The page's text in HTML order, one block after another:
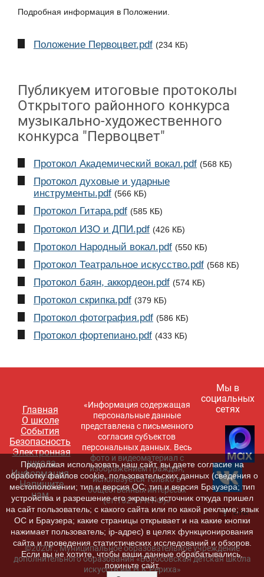
Подробная информация в Положении.
Положение Первоцвет.pdf (234 КБ)
Публикуем итоговые протоколы
Открытого районного конкурса
музыкально-художественного
конкурса "Первоцвет"
Протокол Академический вокал.pdf (568 КБ)
Протокол духовые и ударные
инструменты.pdf (566 КБ)
Протокол Гитара.pdf (585 КБ)
Протокол ИЗО и ДПИ.pdf (426 КБ)
Протокол Народный вокал.pdf (550 КБ)
Протокол Театральное искусство.pdf (568 КБ)
Протокол баян, аккордеон.pdf (574 КБ)
Протокол скрипка.pdf (379 КБ)
Протокол фотография.pdf (586 КБ)
Протокол фортепиано.pdf (433 КБ)
Главная
О школе
События
Безопасность
Электронная
школа
Информация
Напишите
нам
«Информация содержащая
персональные данные
представлена с письменного
согласия субъектов
персональных данных. Весь
фото и видеоматериал с
изображением граждан,
используется только в
общественных интересах
(ст.152.1 ГК РФ)»
Мы в
социальных
сетях
©2020г., Муниципальное образовательное учреждение
дополнительного образования «Волосовская детская школа
искусств им.Н.К.Рериха»
Продолжая использовать наш сайт, вы даете согласие на
обработку файлов cookie, пользовательских данных (сведения о
местоположении; тип и версия ОС; тип и версия Браузера; тип
устройства и разрешение его экрана; источник откуда пришел
на сайт пользователь; с какого сайта или по какой рекламе; язык
ОС и Браузера; какие страницы открывает и на какие кнопки
нажимает пользователь; ip-адрес) в целях функционирования
сайта и проведения статистических исследований и обзоров.
Если вы не хотите, чтобы ваши данные обрабатывались,
покиньте сайт.